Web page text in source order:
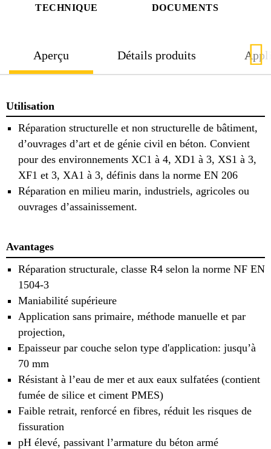
TECHNIQUE
DOCUMENTS
Aperçu Détails produits
Utilisation
Réparation structurelle et non structurelle de bâtiment,
d’ouvrages d’art et de génie civil en béton. Convient
pour des environnements XC1 à 4, XD1 à 3, XS1 à 3,
XF1 et 3, XA1 à 3, définis dans la norme EN 206
Réparation en milieu marin, industriels, agricoles ou
ouvrages d’assainissement.
Avantages
Réparation structurale, classe R4 selon la norme NF EN
1504-3
Maniabilité supérieure
Application sans primaire, méthode manuelle et par
projection,
Epaisseur par couche selon type d'application: jusqu’à
70 mm
Résistant à l’eau de mer et aux eaux sulfatées (contient
fumée de silice et ciment PMES)
Faible retrait, renforcé en fibres, réduit les risques de
fissuration
pH élevé, passivant l’armature du béton armé